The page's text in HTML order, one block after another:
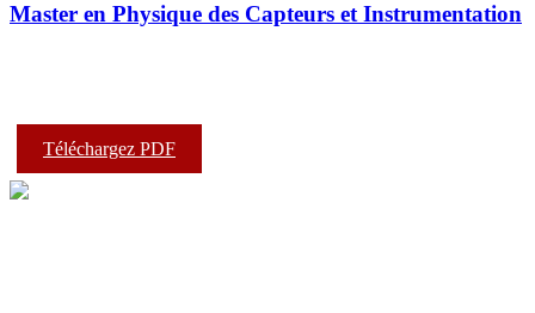
Master en Physique des Capteurs et Instrumentation
Téléchargez PDF